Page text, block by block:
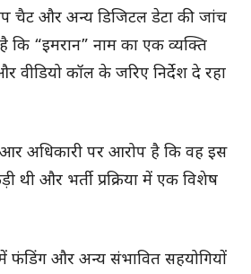
चैट और अन्य डिजिटल डेटा की जांच
“इमरान” नाम का एक व्यक्ति
वीडियो कॉल के जरिए निर्देश दे रहा
अधिकारी पर आरोप है कि वह इस
थी और भर्ती प्रक्रिया में एक विशेष
और अन्य संभावित सहयोगियों